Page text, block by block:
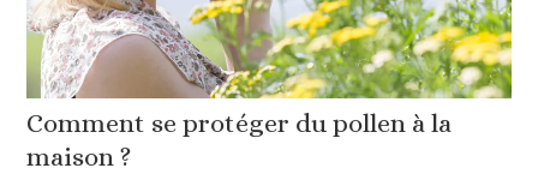
Comment se protéger du pollen à la
maison ?